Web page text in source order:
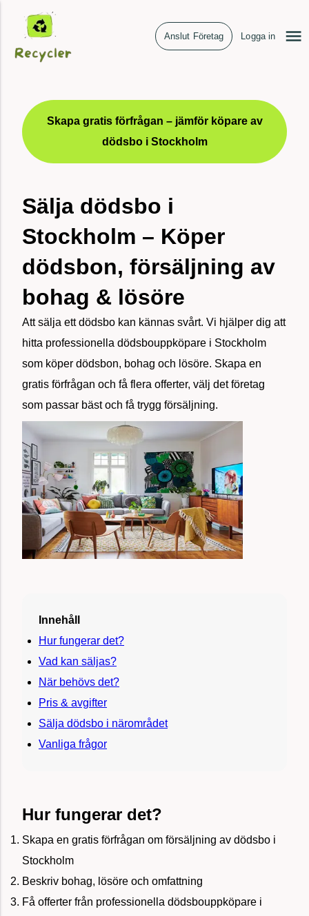
Anslut Företag Logga in
Skapa gratis förfrågan – jämför köpare av
dödsbo i Stockholm
Sälja dödsbo i
Stockholm – Köper
dödsbon, försäljning av
bohag & lösöre
Att sälja ett dödsbo kan kännas svårt. Vi hjälper dig att
hitta professionella dödsbouppköpare i Stockholm
som köper dödsbon, bohag och lösöre. Skapa en
gratis förfrågan och få flera offerter, välj det företag
som passar bäst och få trygg försäljning.
Innehåll
Hur fungerar det?
Vad kan säljas?
När behövs det?
Pris & avgifter
Sälja dödsbo i närområdet
Vanliga frågor
Hur fungerar det?
Skapa en gratis förfrågan om försäljning av dödsbo i
Stockholm
Beskriv bohag, lösöre och omfattning
Få offerter från professionella dödsbouppköpare i